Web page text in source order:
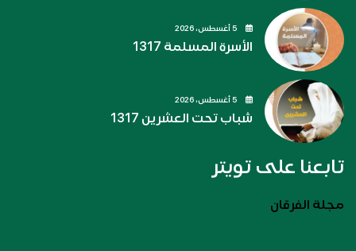
الأسرة المسلمة 1317
شباب تحت العشرين 1317
تابعنا على تويتر
مجلة الفرقان